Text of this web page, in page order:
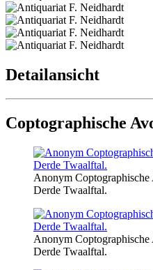
Detailansicht
Coptographische
Anonym
Derde Twaalftal.
Anonym
Derde Twaalftal.